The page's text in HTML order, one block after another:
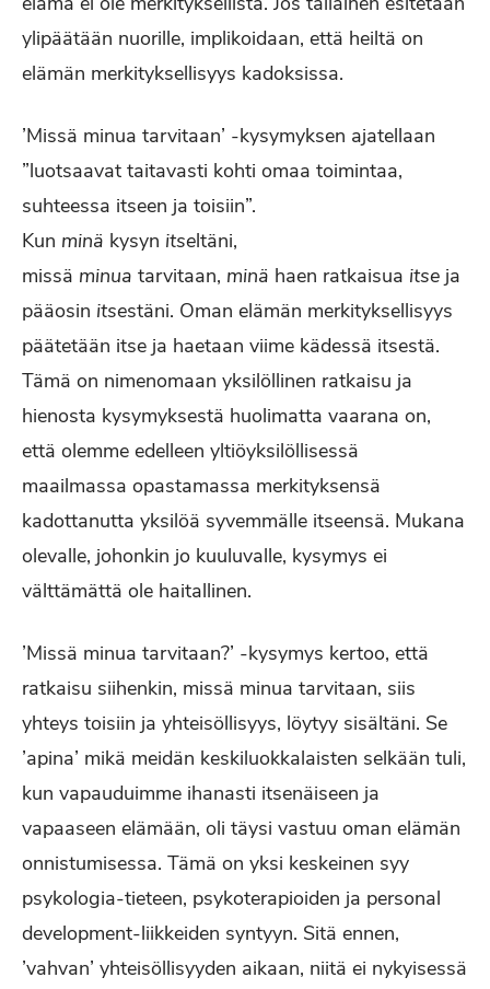
ylipäätään nuorille, implikoidaan, että heiltä on
elämän merkityksellisyys kadoksissa.
’Missä minua tarvitaan’ -kysymyksen ajatellaan
”luotsaavat taitavasti kohti omaa toimintaa,
suhteessa itseen ja toisiin”.
Kun minä kysyn itseltäni,
missä minua tarvitaan, minä haen ratkaisua itse ja
pääosin itsestäni. Oman elämän merkityksellisyys
päätetään itse ja haetaan viime kädessä itsestä.
Tämä on nimenomaan yksilöllinen ratkaisu ja
hienosta kysymyksestä huolimatta vaarana on,
että olemme edelleen yltiöyksilöllisessä
maailmassa opastamassa merkityksensä
kadottanutta yksilöä syvemmälle itseensä. Mukana
olevalle, johonkin jo kuuluvalle, kysymys ei
välttämättä ole haitallinen.
’Missä minua tarvitaan?’ -kysymys kertoo, että
ratkaisu siihenkin, missä minua tarvitaan, siis
yhteys toisiin ja yhteisöllisyys, löytyy sisältäni. Se
’apina’ mikä meidän keskiluokkalaisten selkään tuli,
kun vapauduimme ihanasti itsenäiseen ja
vapaaseen elämään, oli täysi vastuu oman elämän
onnistumisessa. Tämä on yksi keskeinen syy
psykologia-tieteen, psykoterapioiden ja personal
development-liikkeiden syntyyn. Sitä ennen,
’vahvan’ yhteisöllisyyden aikaan, niitä ei nykyisessä